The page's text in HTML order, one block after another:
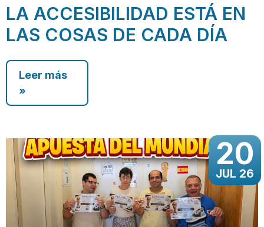
LA ACCESIBILIDAD ESTÁ EN
LAS COSAS DE CADA DÍA
Leer más
»
20
JUL 26